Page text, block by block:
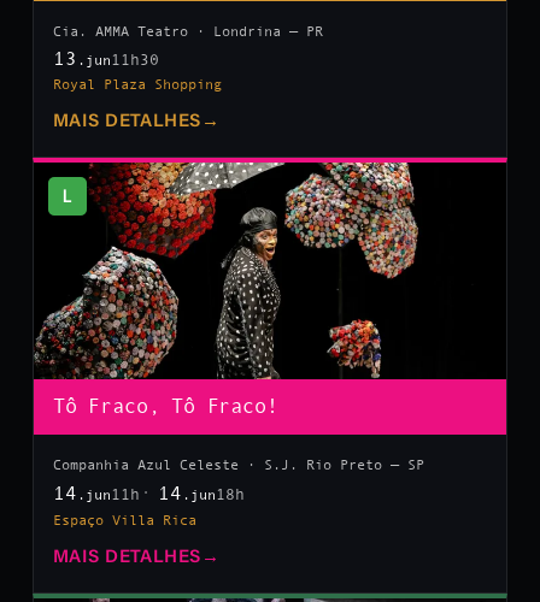
Cia. AMMA Teatro · Londrina — PR
13 .jun 11h30
Royal Plaza Shopping
MAIS DETALHES →
L
Tô Fraco, Tô Fraco!
Companhia Azul Celeste · S.J. Rio Preto — SP
14 .jun 11h 14 .jun 18h
Espaço Villa Rica
MAIS DETALHES →